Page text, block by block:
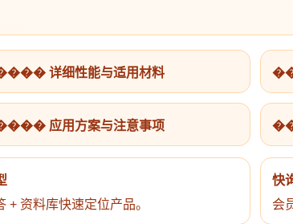
详细性能与适用材料
应用方案与注意事项
+ 资料库快速定位产品。
快
会